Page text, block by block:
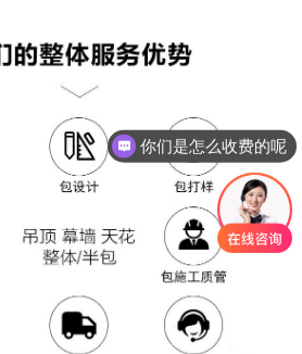
你们是怎么收费的呢